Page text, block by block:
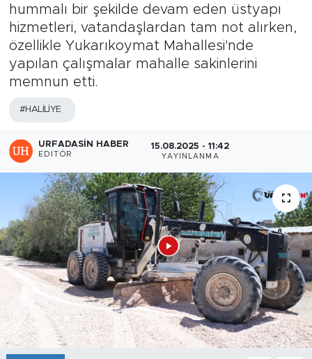
hummalı bir şekilde devam eden üstyapı
hizmetleri, vatandaşlardan tam not alırken,
özellikle Yukarıkoymat Mahallesi'nde
yapılan çalışmalar mahalle sakinlerini
memnun etti.
#HALİLİYE
URFADASIN HABER
EDITÖR
15.08.2025 - 11:42
YAYINLANMA